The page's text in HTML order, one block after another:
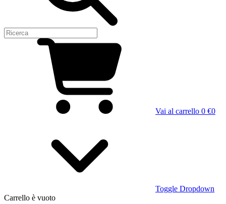
Vai al carrello 0 €0
Toggle Dropdown
Carrello è vuoto